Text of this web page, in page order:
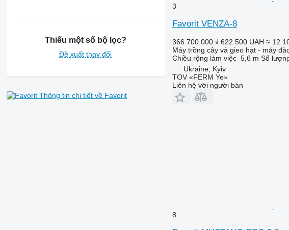
Thiếu một số bộ lọc?
Đề xuất thay đổi
Thông tin chi tiết về Favorit
3
Favorit VENZA-8
366.700.000 ₫ 622.500 UAH ≈
Máy trồng cây và gieo hạt - máy
Chiều rộng làm việc 5,6 m Số
Ukraine, Kyiv
TOV «FERM Ye»
Liên hệ với người bán
8